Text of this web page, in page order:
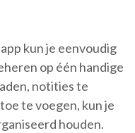
kun je eenvoudig
op één handige
notities te
te voegen, kun je
houden.